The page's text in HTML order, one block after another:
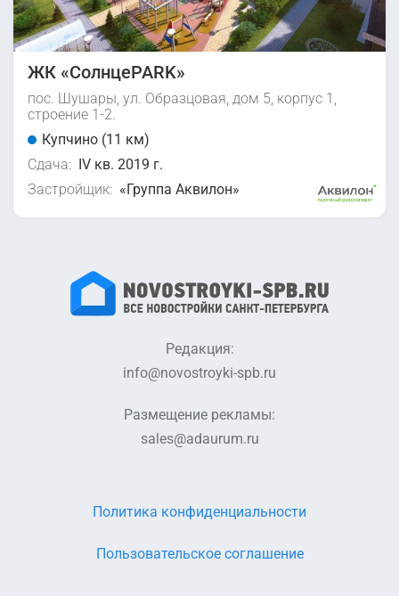
ЖК «СолнцеPARK»
пос. Шушары, ул. Образцовая, дом 5, корпус 1,
строение 1-2.
Купчино (11 км)
Сдача: IV кв. 2019 г.
Застройщик: «Группа Аквилон»
Редакция:
info@novostroyki-spb.ru
Размещение рекламы:
sales@adaurum.ru
Пользовательское соглашение
Политика конфиденциальности